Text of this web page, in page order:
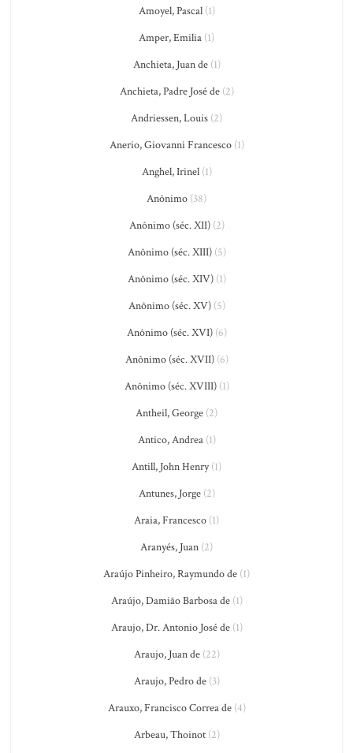
Amoyel, Pascal(1)
Amper, Emilia (1)
Anchieta, Juan de(1)
Anchieta, Padre José de(2)
Andriessen, Louis (2)
Anerio, Giovanni Francesco(1)
Anghel, Irinel(1)
Anônimo (38)
Anônimo (séc. XII)(2)
Anônimo (séc. XIII)(5)
Anônimo (séc. XIV)(1)
Anônimo (séc. XV)(5)
Anônimo (séc. XVI)(6)
Anônimo (séc. XVII)(6)
Anônimo (séc. XVIII)(1)
Antheil, George (2)
Antico, Andrea(1)
Antill, John Henry(1)
Antunes, Jorge(2)
Araia, Francesco (1)
Aranyés, Juan (2)
Araújo Pinheiro, Raymundo de (1)
Araújo, Damião Barbosa de(1)
Araujo, Dr. Antonio José de(1)
Araujo, Juan de(22)
Araujo, Pedro de(3)
Arauxo, Francisco Correa de(4)
Arbeau, Thoinot(2)